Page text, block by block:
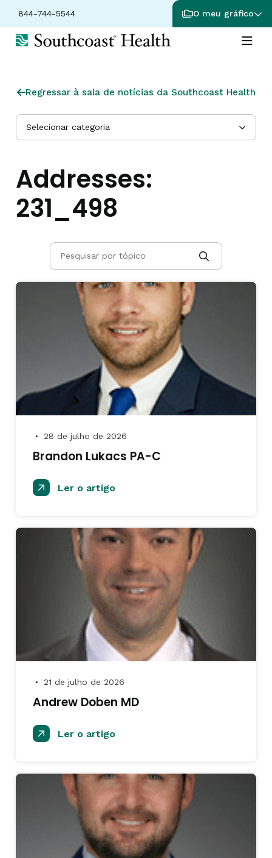
844-744-5544 O meu gráfico
Regressar à sala de notícias da Southcoast Health
Selecionar categoria
Addresses:
231_498
● 28 de julho de 2026
Brandon Lukacs PA-C
Ler o artigo
● 21 de julho de 2026
Andrew Doben MD
Ler o artigo